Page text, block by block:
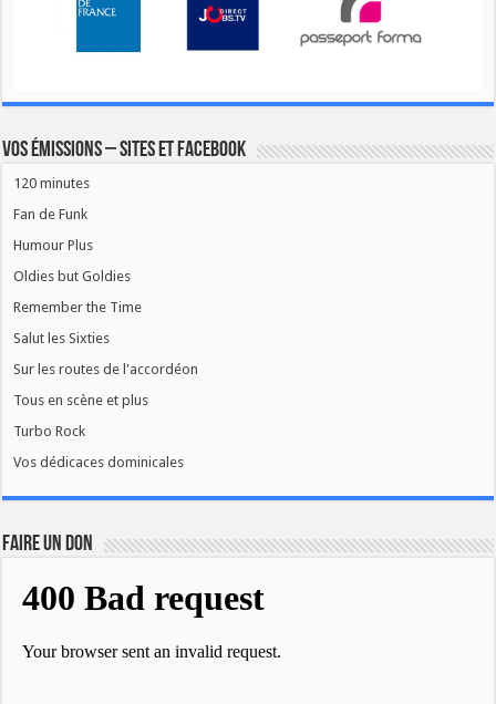
Vos émissions – Sites et Facebook
120 minutes
Fan de Funk
Humour Plus
Oldies but Goldies
Remember the Time
Salut les Sixties
Sur les routes de l'accordéon
Tous en scène et plus
Turbo Rock
Vos dédicaces dominicales
FAIRE UN DON